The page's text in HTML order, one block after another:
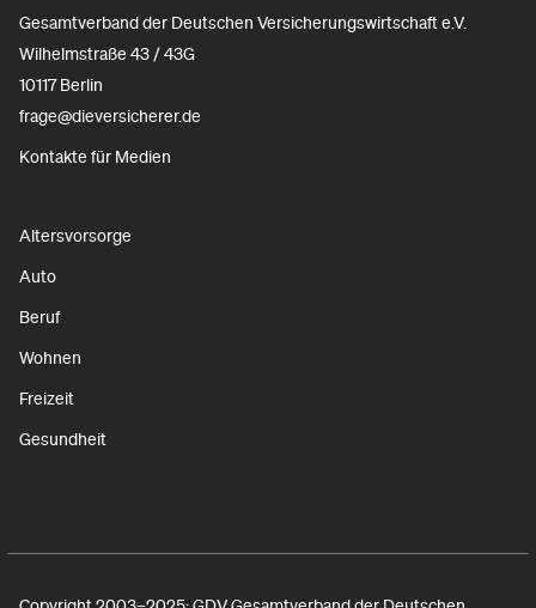
Gesamtverband der Deutschen Versicherungswirtschaft e.V.
Wilhelmstraße 43 / 43G
10117 Berlin
frage@dieversicherer.de
Kontakte für Medien
Altersvorsorge
Auto
Beruf
Wohnen
Freizeit
Gesundheit